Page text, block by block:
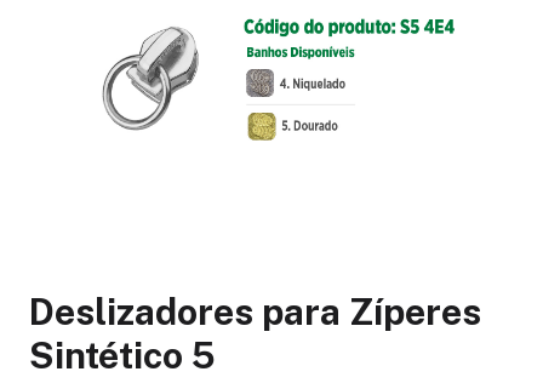
Deslizadores para Zíperes
Sintético 5